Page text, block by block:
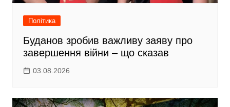
Політика
Буданов зробив важливу заяву про
завершення війни – що сказав
03.08.2026